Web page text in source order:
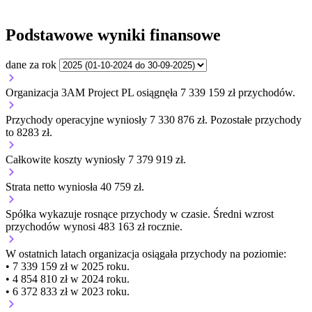
Podstawowe wyniki finansowe
dane za rok
Organizacja 3AM Project PL osiągnęła 7 339 159 zł przychodów.
Przychody operacyjne wyniosły 7 330 876 zł. Pozostałe przychody
to 8283 zł.
Całkowite koszty wyniosły 7 379 919 zł.
Strata netto wyniosła 40 759 zł.
Spółka wykazuje rosnące przychody w czasie. Średni wzrost
przychodów wynosi 483 163 zł rocznie.
W ostatnich latach organizacja osiągała przychody na poziomie:
• 7 339 159 zł w 2025 roku.
• 4 854 810 zł w 2024 roku.
• 6 372 833 zł w 2023 roku.